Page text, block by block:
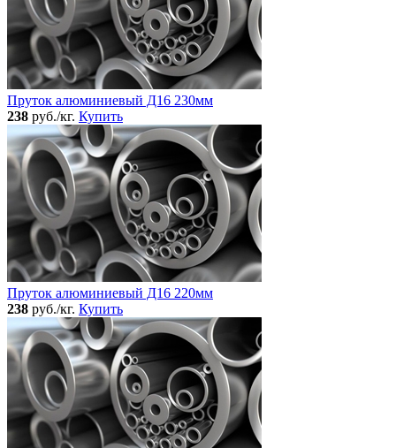
Пруток алюминиевый Д16 230мм
238 руб./кг. Купить
Пруток алюминиевый Д16 220мм
238 руб./кг. Купить